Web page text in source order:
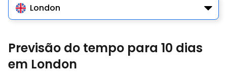
London
Previsão do tempo para 10 dias
em London